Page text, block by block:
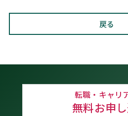
戻る
転職・キャリ
無料お申